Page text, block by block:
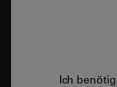
Ich